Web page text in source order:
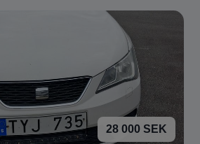
28 000 SEK